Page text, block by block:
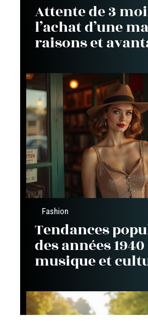
Attente de 3
l’achat d’une
raisons et
Fashion
Tendances
des années
musique et